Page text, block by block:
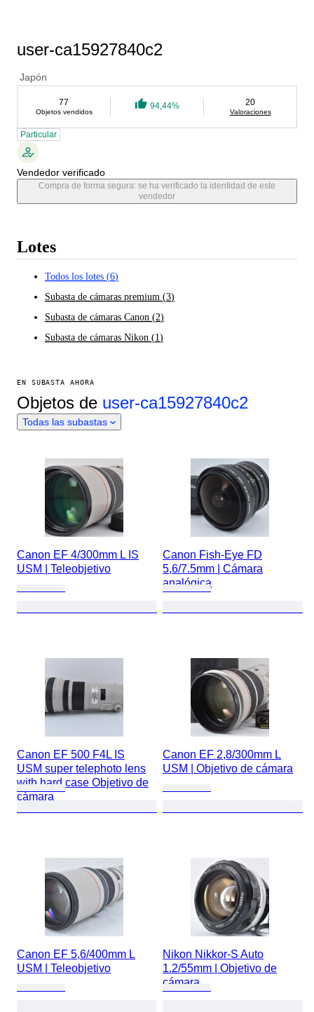
user-ca15927840c2
Japón
77
Objetos vendidos
94,44% 20
Valoraciones
Particular
Vendedor verificado
Compra de forma segura: se ha verificado la identidad de este
vendedor
Lotes
Todos los lotes (6)
Subasta de cámaras premium (3)
Subasta de cámaras Canon (2)
Subasta de cámaras Nikon (1)
EN SUBASTA AHORA
Objetos de user-ca15927840c2
Todas las subastas
Canon EF 4/300mm L IS
USM | Teleobjetivo
Canon Fish-Eye FD
5,6/7.5mm | Cámara
analógica
Canon EF 500 F4L IS
USM super telephoto lens
with hard case Objetivo de
cámara
Canon EF 2,8/300mm L
USM | Objetivo de cámara
Canon EF 5,6/400mm L
USM | Teleobjetivo
Nikon Nikkor-S Auto
1.2/55mm | Objetivo de
cámara